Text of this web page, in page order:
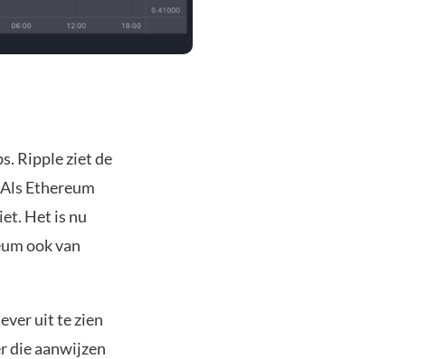
Ripple ziet de
Ethereum
Het is nu
ook van
uit te zien
die aanwijzen